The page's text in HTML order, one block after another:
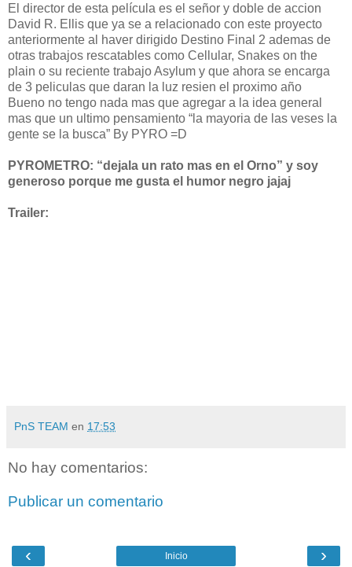
El director de esta película es el señor y doble de accion
David R. Ellis que ya se a relacionado con este proyecto
anteriormente al haver dirigido Destino Final 2 ademas de
otras trabajos rescatables como Cellular, Snakes on the
plain o su reciente trabajo Asylum y que ahora se encarga
de 3 peliculas que daran la luz resien el proximo año
Bueno no tengo nada mas que agregar a la idea general
mas que un ultimo pensamiento “la mayoria de las veses la
gente se la busca” By PYRO =D
PYROMETRO: “dejala un rato mas en el Orno” y soy
generoso porque me gusta el humor negro jajaj
Trailer:
PnS TEAM en 17:53
No hay comentarios:
Publicar un comentario
‹ ›
Inicio